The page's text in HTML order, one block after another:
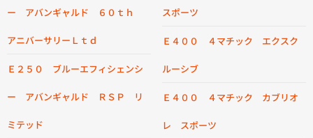
ー アバンギャルド ６０ｔｈ
アニバーサリーＬｔｄ
Ｅ２５０ ブルーエフィシェンシ
ー アバンギャルド ＲＳＰ リ
ミテッド
スポーツ
Ｅ４００ ４マチック エクスク
ルーシブ
Ｅ４００ ４マチック カブリオ
レ スポーツ